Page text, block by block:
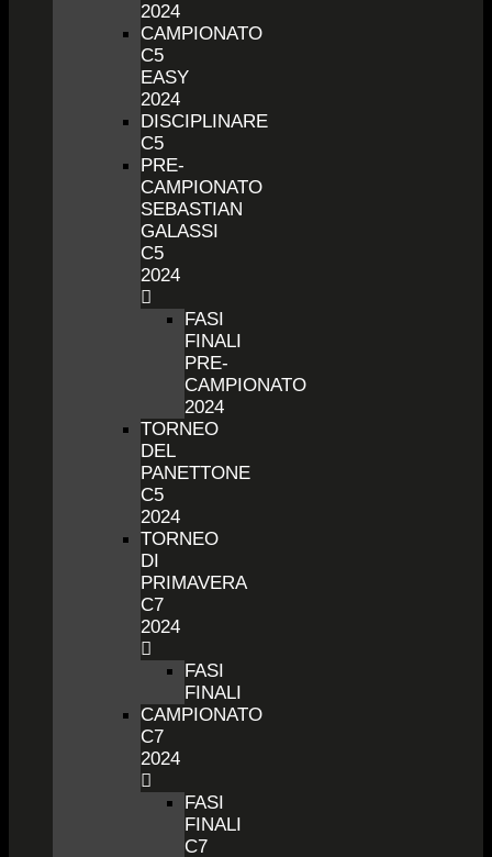
2024
CAMPIONATO
C5
EASY
2024
DISCIPLINARE
C5
PRE-
CAMPIONATO
SEBASTIAN
GALASSI
C5
2024
FASI
FINALI
PRE-
CAMPIONATO
2024
TORNEO
DEL
PANETTONE
C5
2024
TORNEO
DI
PRIMAVERA
C7
2024
FASI
FINALI
CAMPIONATO
C7
2024
FASI
FINALI
C7